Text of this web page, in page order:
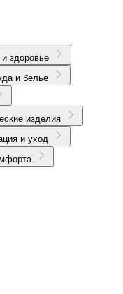
и здоровье
и белье
изделия
и уход